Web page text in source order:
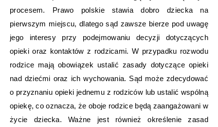
procesem. Prawo polskie stawia dobro dziecka na
pierwszym miejscu, dlatego sąd zawsze bierze pod uwagę
jego interesy przy podejmowaniu decyzji dotyczących
opieki oraz kontaktów z rodzicami. W przypadku rozwodu
rodzice mają obowiązek ustalić zasady dotyczące opieki
nad dziećmi oraz ich wychowania. Sąd może zdecydować
o przyznaniu opieki jednemu z rodziców lub ustalić wspólną
opiekę, co oznacza, że oboje rodzice będą zaangażowani w
życie dziecka. Ważne jest również określenie zasad